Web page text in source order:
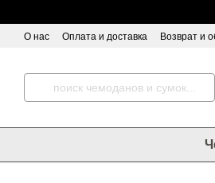
О нас Оплата и доставка Возврат и